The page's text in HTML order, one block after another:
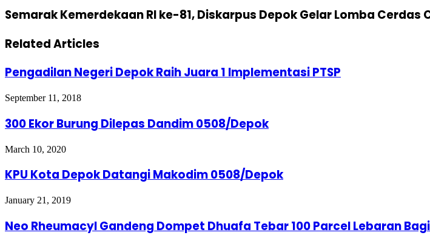
Semarak Kemerdekaan RI ke-81, Diskarpus Depok Gelar Lomba Cerdas
Related Articles
Pengadilan Negeri Depok Raih Juara 1 Implementasi PTSP
September 11, 2018
300 Ekor Burung Dilepas Dandim 0508/Depok
March 10, 2020
KPU Kota Depok Datangi Makodim 0508/Depok
January 21, 2019
Neo Rheumacyl Gandeng Dompet Dhuafa Tebar 100 Parcel Lebaran